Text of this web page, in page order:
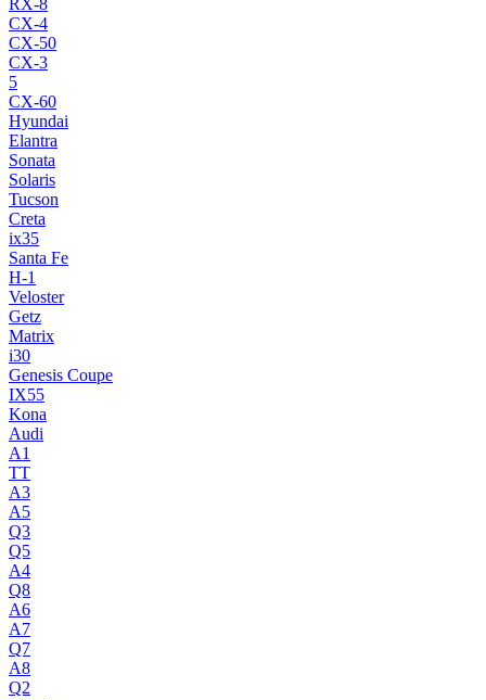
RX-8
CX-4
CX-50
CX-3
5
CX-60
Hyundai
Elantra
Sonata
Solaris
Tucson
Creta
ix35
Santa Fe
H-1
Veloster
Getz
Matrix
i30
Genesis Coupe
IX55
Kona
Audi
A1
TT
A3
A5
Q3
Q5
A4
Q8
A6
A7
Q7
A8
Q2